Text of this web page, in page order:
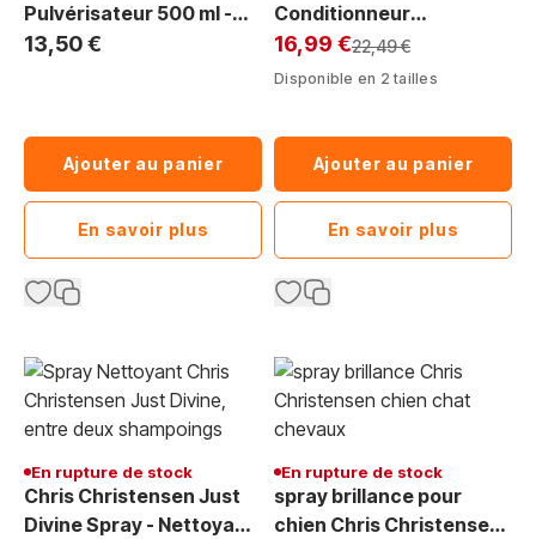
Pulvérisateur 500 ml -
Professionnel
13,50 €
Ajouter au panier
En savoir plus
Conditionneur
SmartRinse deShed -
Toilettage professionnel
Exclu Web:
16,99 €Prix normal
22,49 €
Disponible en 2 tailles
Ajouter au panier
En savoir plus
En rupture de stock
Chris Christensen Just
Divine Spray - Nettoyant
En rupture de stock
spray brillance pour
chien Chris Christensen